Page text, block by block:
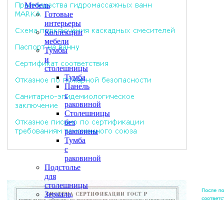
Мебель
Готовые
интерьеры
Коллекции
мебели
Тумбы
и
столешницы
Тумба
Панель
с
раковиной
Столешницы
без
раковины
Тумба
с
раковиной
Подстолье
для
столешницы
Зеркала,